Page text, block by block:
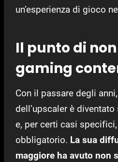
un’esperienza di gioco
Il punto di
gaming
Con il passare degli
dell’upscaler è
e, per certi casi
obbligatorio. La sua
maggiore ha avuto non